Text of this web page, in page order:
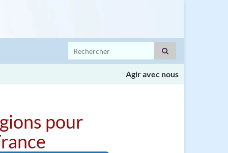
Search for:
Agir avec nous
pour